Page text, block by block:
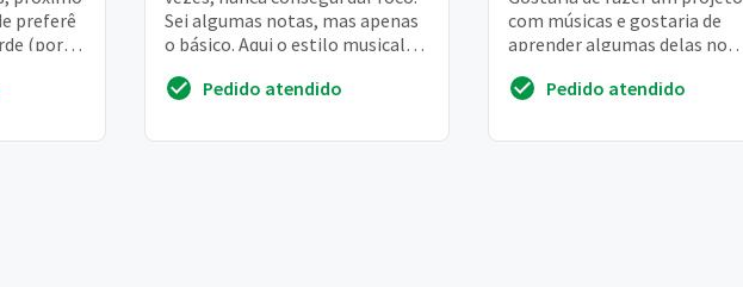
preferê
(por
Sei algumas notas, mas apenas
o básico. Aqui o estilo musical
https://www.youtube.com/...
Pedido atendido
com músicas e gostaria de
aprender algumas delas no
Pedido atendido